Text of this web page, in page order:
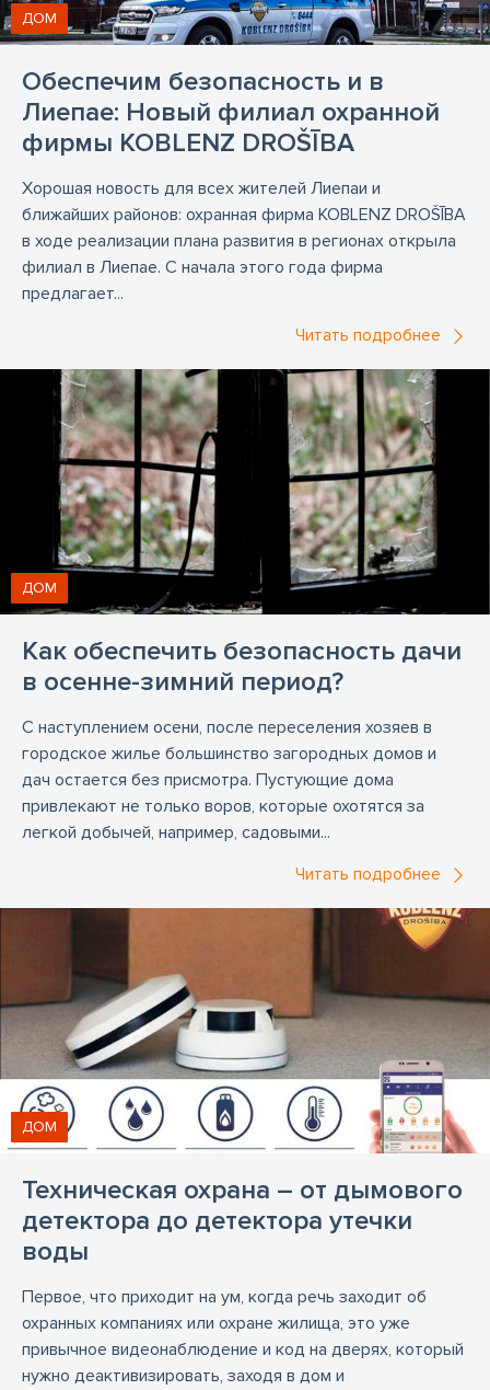
Обеспечим безопасность и в
Лиепае: Новый филиал охранной
фирмы KOBLENZ DROŠĪBA
ДОМ
Хорошая новость для всех жителей Лиепаи и
ближайших районов: охранная фирма KOBLENZ DROŠĪBA
в ходе реализации плана развития в регионах открыла
филиал в Лиепае. С начала этого года фирма
предлагает...
Читать подробнее
Как обеспечить безопасность дачи
в осенне-зимний период?
ДОМ
С наступлением осени, после переселения хозяев в
городское жилье большинство загородных домов и
дач остается без присмотра. Пустующие дома
привлекают не только воров, которые охотятся за
легкой добычей, например, садовыми...
Читать подробнее
Техническая охрана – от дымового
детектора до детектора утечки
воды
ДОМ
Первое, что приходит на ум, когда речь заходит об
охранных компаниях или охране жилища, это уже
привычное видеонаблюдение и код на дверях, который
нужно деактивизировать, заходя в дом и